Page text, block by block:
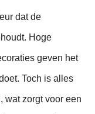
dat de
Hoge
geven het
Toch is alles
wat zorgt voor een